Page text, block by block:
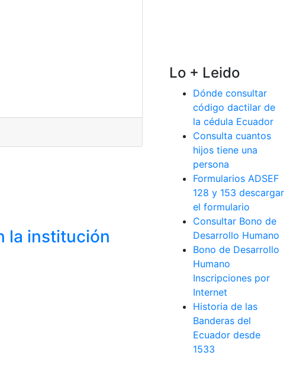
la institución
Lo + Leido
Dónde consultar
código dactilar de
la cédula Ecuador
Consulta cuantos
hijos tiene una
persona
Formularios ADSEF
128 y 153 descargar
el formulario
Consultar Bono de
Desarrollo Humano
Bono de Desarrollo
Humano
Inscripciones por
Internet
Historia de las
Banderas del
Ecuador desde
1533